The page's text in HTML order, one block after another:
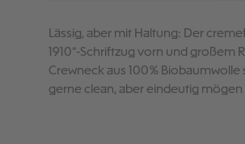
Lässig, aber mit Haltung: Der
1910“-Schriftzug vorn und großem
Crewneck aus 100 %
gerne clean, aber eindeutig mögen